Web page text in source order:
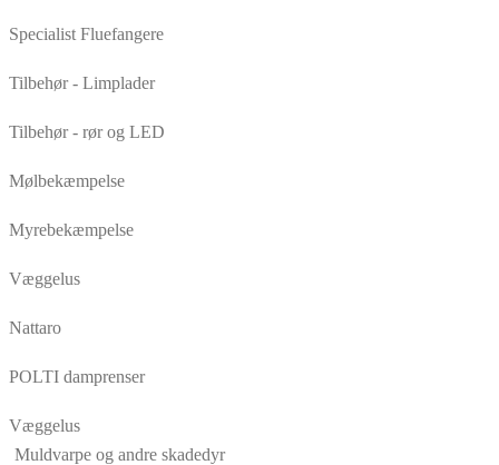
Specialist Fluefangere
Tilbehør - Limplader
Tilbehør - rør og LED
Mølbekæmpelse
Myrebekæmpelse
Væggelus
Nattaro
POLTI damprenser
Væggelus
Muldvarpe og andre skadedyr